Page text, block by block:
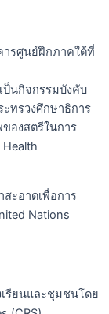
ารศูนย์ฝึกภาคใต้ที่
ป็นกิจกรรมบังคับ
ทรวงศึกษาธิการ
องสตรีในการ
ะอาดเพื่อการ
Nations
เรียนและชุมชนโดย